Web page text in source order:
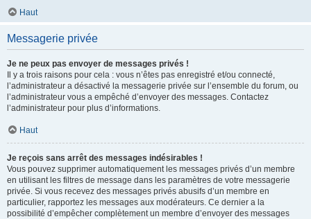
Haut
Messagerie privée
Je ne peux pas envoyer de messages privés !
Il y a trois raisons pour cela : vous n’êtes pas enregistré et/ou connecté,
l’administrateur a désactivé la messagerie privée sur l’ensemble du forum, ou
l’administrateur vous a empêché d’envoyer des messages. Contactez
l’administrateur pour plus d’informations.
Haut
Je reçois sans arrêt des messages indésirables !
Vous pouvez supprimer automatiquement les messages privés d’un membre
en utilisant les filtres de message dans les paramètres de votre messagerie
privée. Si vous recevez des messages privés abusifs d’un membre en
particulier, rapportez les messages aux modérateurs. Ce dernier a la
possibilité d’empêcher complètement un membre d’envoyer des messages